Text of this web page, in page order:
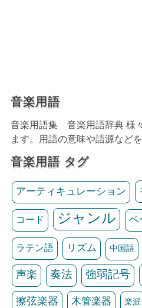
音楽用語
音楽用語集 音楽用語辞典 様
ます。用語の意味や語源など
音楽用語 タグ
アーティキュレーション
コード ジャンル ベ
ラテン語 リズム 中国語
声楽 奏法 強弱記号
擦弦楽器 木管楽器 楽派